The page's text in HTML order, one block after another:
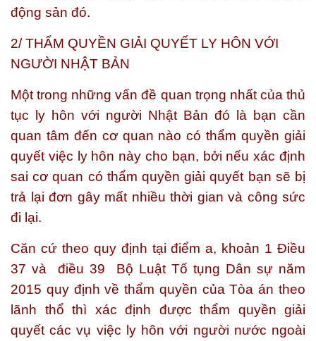
động sản đó.
2/ THẨM QUYỀN GIẢI QUYẾT LY HÔN VỚI
NGƯỜI NHẬT BẢN
Một trong những vấn đề quan trọng nhất của thủ
tục ly hôn với người Nhật Bản đó là bạn cần
quan tâm đến cơ quan nào có thẩm quyền giải
quyết việc ly hôn này cho bạn, bởi nếu xác định
sai cơ quan có thẩm quyền giải quyết bạn sẽ bị
trả lại đơn gây mất nhiều thời gian và công sức
đi lại.
Căn cứ theo quy định tại điểm a, khoản 1 Điều
37 và điều 39 Bộ Luật Tố tụng Dân sự năm
2015 quy định về thẩm quyền của Tòa án theo
lãnh thổ thì xác định được thẩm quyền giải
quyết các vụ việc ly hôn với người nước ngoài